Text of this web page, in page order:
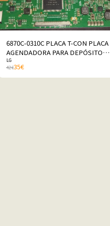
6870C-0310C PLACA T-CON PLACA
AGENDADORA PARA DEPÓSITO
POR LG 42LK430-ZA
LG
42€35€